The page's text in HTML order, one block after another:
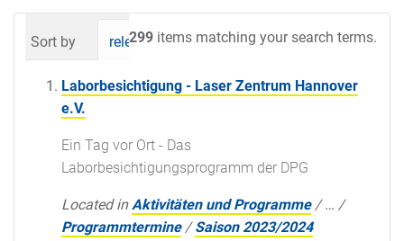
299 items matching your search terms.
Sort by relevance date (newest first)
Laborbesichtigung - Laser Zentrum Hannover
e.V.
Ein Tag vor Ort - Das
Laborbesichtigungsprogramm der DPG
Located in Aktivitäten und Programme /… /
Programmtermine /Saison 2023/2024